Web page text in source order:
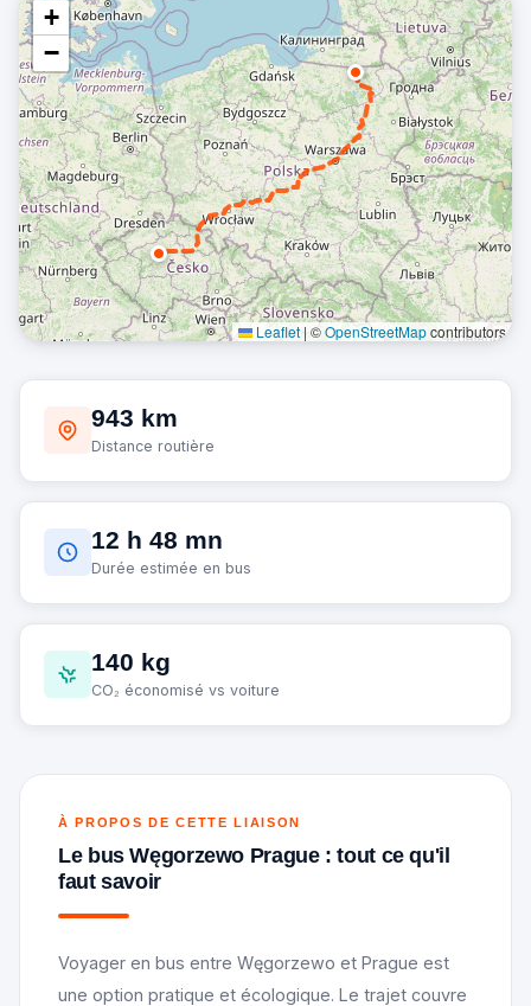
+
−
Leaflet | ©OpenStreetMapcontributors
943 km
Distance routière
12 h 48 mn
Durée estimée en bus
140 kg
CO₂ économisé vs voiture
À PROPOS DE CETTE LIAISON
Le bus Węgorzewo Prague : tout ce qu'il
faut savoir
Voyager en bus entre Węgorzewo et Prague est
une option pratique et écologique. Le trajet couvre